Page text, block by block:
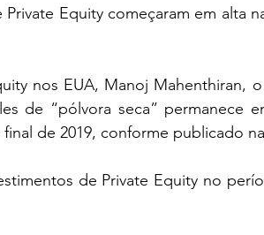
Equity começaram em alta
nos EUA, Manoj Mahenthiran,
de “pólvora seca” permanece
de 2019, conforme publicado
de Private Equity no